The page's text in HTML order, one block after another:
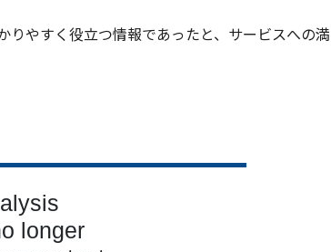
りやすく役立つ情報であったと、サービスへの満